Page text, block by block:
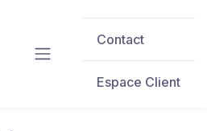
Contact
Espace Client